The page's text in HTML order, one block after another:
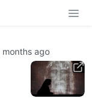
months ago